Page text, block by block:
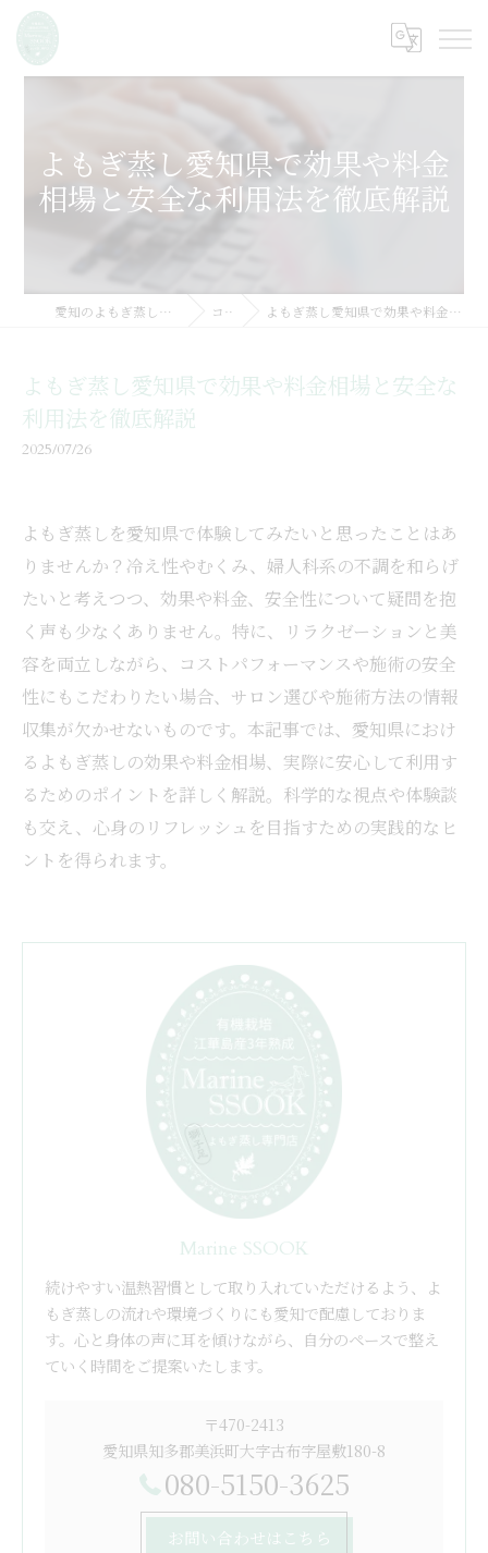
よもぎ蒸し愛知県で効果や料金
相場と安全な利用法を徹底解説
愛知のよもぎ蒸しならMarine SSOOK コラム よもぎ蒸し愛知県で効果や料金相場と安全な利用法を徹底解説
よもぎ蒸し愛知県で効果や料金相場と安全な
利用法を徹底解説
2025/07/26
よもぎ蒸しを愛知県で体験してみたいと思ったことはあ
りませんか？冷え性やむくみ、婦人科系の不調を和らげ
たいと考えつつ、効果や料金、安全性について疑問を抱
く声も少なくありません。特に、リラクゼーションと美
容を両立しながら、コストパフォーマンスや施術の安全
性にもこだわりたい場合、サロン選びや施術方法の情報
収集が欠かせないものです。本記事では、愛知県におけ
るよもぎ蒸しの効果や料金相場、実際に安心して利用す
るためのポイントを詳しく解説。科学的な視点や体験談
も交え、心身のリフレッシュを目指すための実践的なヒ
ントを得られます。
Marine SSOOK
続けやすい温熱習慣として取り入れていただけるよう、よ
もぎ蒸しの流れや環境づくりにも愛知で配慮しておりま
す。心と身体の声に耳を傾けながら、自分のペースで整え
ていく時間をご提案いたします。
〒470-2413
愛知県知多郡美浜町大字古布字屋敷180-8
080-5150-3625
お問い合わせはこちら